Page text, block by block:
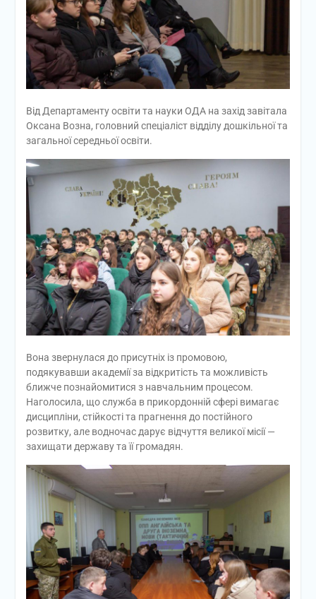
Від Департаменту освіти та науки ОДА на захід завітала
Оксана Возна, головний спеціаліст відділу дошкільної та
загальної середньої освіти.
Вона звернулася до присутніх із промовою,
подякувавши академії за відкритість та можливість
ближче познайомитися з навчальним процесом.
Наголосила, що служба в прикордонній сфері вимагає
дисципліни, стійкості та прагнення до постійного
розвитку, але водночас дарує відчуття великої місії —
захищати державу та її громадян.